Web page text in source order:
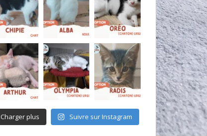
Charger plus Suivre sur Instagram